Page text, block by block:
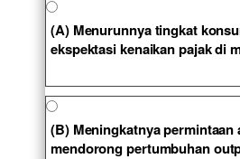
(A) Menurunnya tingkat
ekspektasi kenaikan pajak di
(B) Meningkatnya permintaan
mendorong pertumbuhan